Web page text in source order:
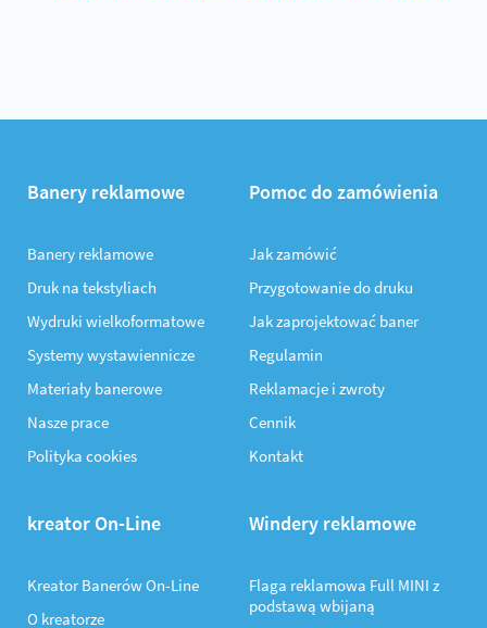
Banery reklamowe
Banery reklamowe
Druk na tekstyliach
Wydruki wielkoformatowe
Systemy wystawiennicze
Materiały banerowe
Nasze prace
Polityka cookies
Pomoc do zamówienia
Jak zamówić
Przygotowanie do druku
Jak zaprojektować baner
Regulamin
Reklamacje i zwroty
Cennik
Kontakt
kreator On-Line
Kreator Banerów On-Line
O kreatorze
Windery reklamowe
Flaga reklamowa Full MINI z
podstawą wbijaną